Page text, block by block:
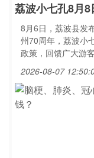
荔波小七孔8月
8月6日，荔波县发
州70周年，荔波小
政策，回馈广大游客
2026-08-07